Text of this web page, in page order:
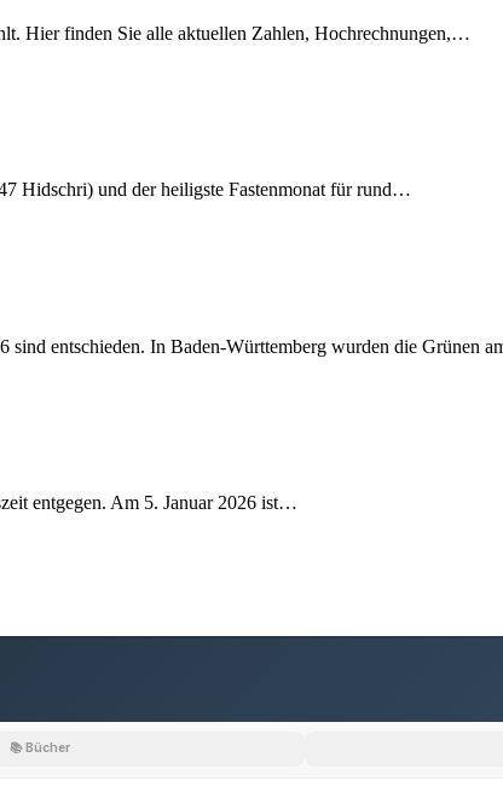
Hier finden Sie alle aktuellen Zahlen, Hochrechnungen,…
Hidschri) und der heiligste Fastenmonat für rund…
sind entschieden. In Baden-Württemberg wurden die Grünen
entgegen. Am 5. Januar 2026 ist…
📚 Bücher